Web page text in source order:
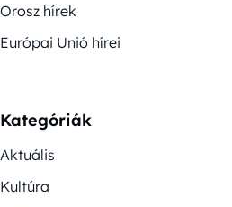
Orosz hírek
Európai Unió hírei
Kategóriák
Aktuális
Kultúra